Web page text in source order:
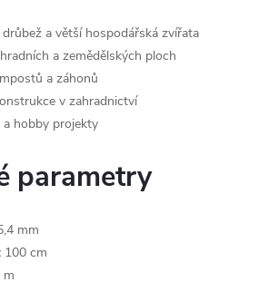
a větší hospodářská zvířata
a zemědělských ploch
a záhonů
v zahradnictví
a hobby projekty
parametry
mm
100 cm
m